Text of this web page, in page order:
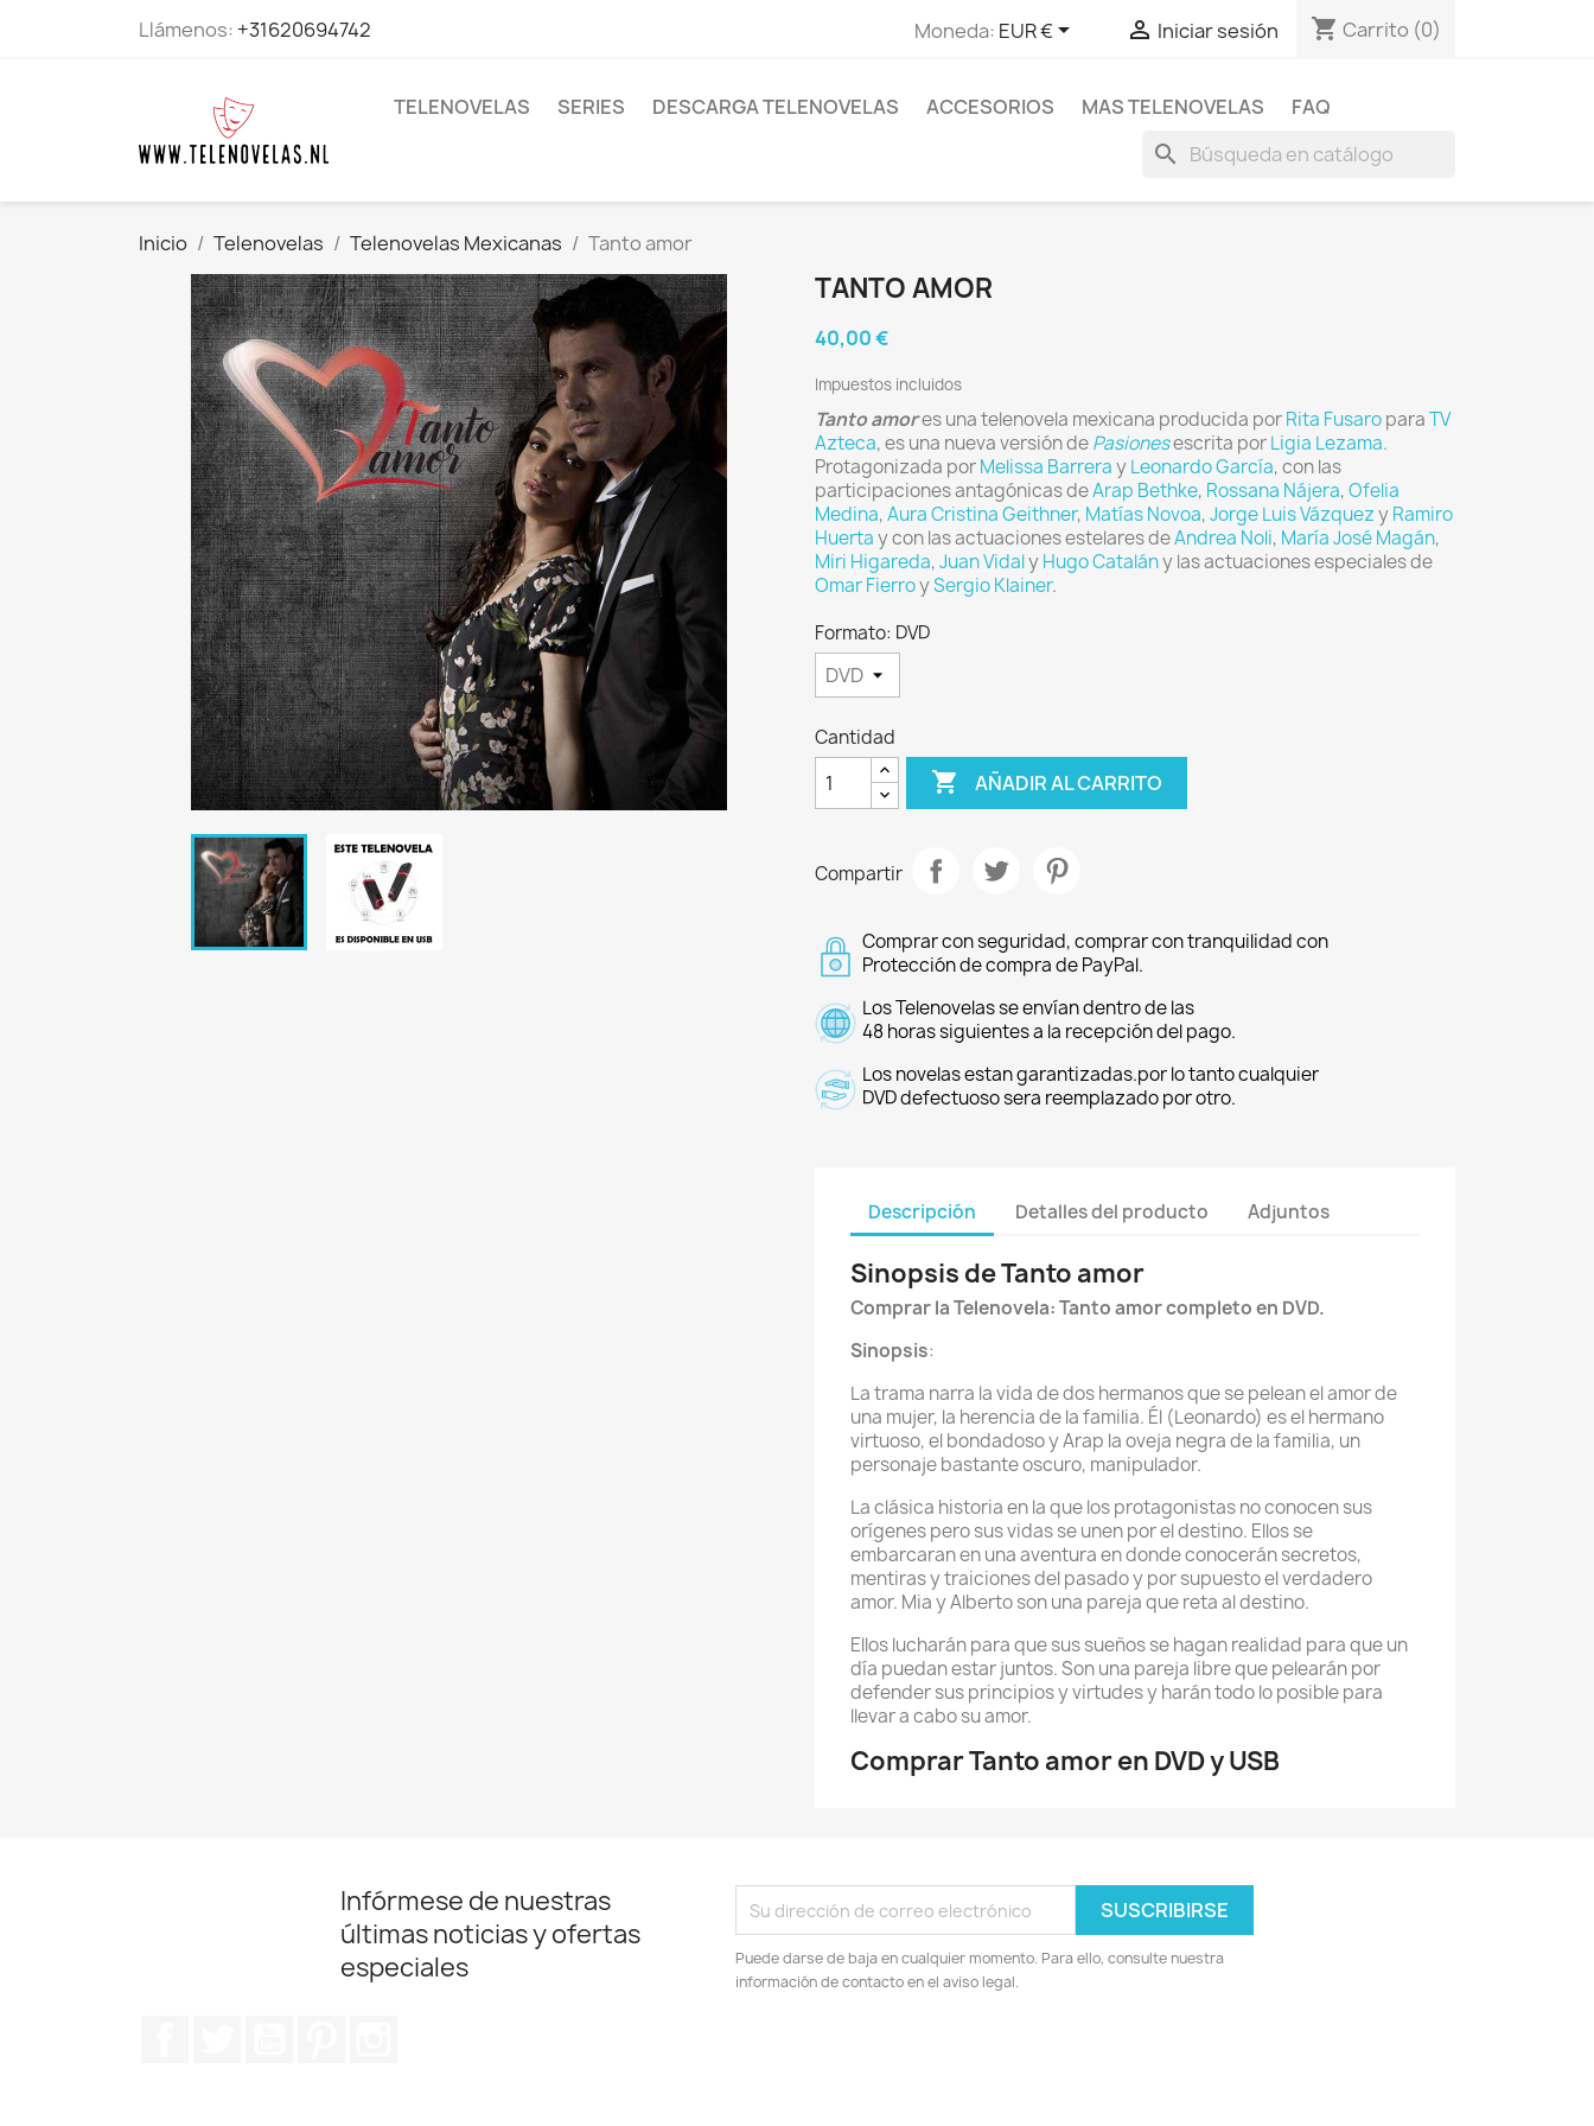
Llámenos: +31620694742 Moneda: EUR €  Iniciar sesión shopping_cart Carrito (0)
TELENOVELAS SERIES DESCARGA TELENOVELAS ACCESORIOS MAS TELENOVELAS FAQ
search
Inicio Telenovelas Telenovelas Mexicanas Tanto amor
TANTO AMOR
40,00 €
Impuestos incluidos
Tanto amores una telenovela mexicana producida porRita FusaroparaTV
Azteca, es una nueva versión dePasionesescrita porLigia Lezama.
Protagonizada porMelissa BarrerayLeonardo García, con las
participaciones antagónicas deArap Bethke, Rossana Nájera,Ofelia
Medina,Aura Cristina Geithner, Matías Novoa,Jorge Luis VázquezyRamiro
Huertay con las actuaciones estelares deAndrea Noli, María José Magán,
Miri Higareda,Juan VidalyHugo Catalány las actuaciones especiales de
Omar FierroySergio Klainer.
Formato: DVD
Cantidad
 AÑADIR AL CARRITO
Compartir
Comprar con seguridad, comprar con tranquilidad con
Protección de compra de PayPal.
Los Telenovelas se envían dentro de las
48 horas siguientes a la recepción del pago.
Los novelas estan garantizadas.por lo tanto cualquier
DVD defectuoso sera reemplazado por otro.
Descripción Detalles del producto Adjuntos
Sinopsis de Tanto amor
Comprar la Telenovela: Tanto amor completo en DVD.
Sinopsis:
La trama narra la vida de dos hermanos que se pelean el amor de
una mujer, la herencia de la familia. Él (Leonardo) es el hermano
virtuoso, el bondadoso y Arap la oveja negra de la familia, un
personaje bastante oscuro, manipulador.
La clásica historia en la que los protagonistas no conocen sus
orígenes pero sus vidas se unen por el destino. Ellos se
embarcaran en una aventura en donde conocerán secretos,
mentiras y traiciones del pasado y por supuesto el verdadero
amor. Mia y Alberto son una pareja que reta al destino.
Ellos lucharán para que sus sueños se hagan realidad para que un
día puedan estar juntos. Son una pareja libre que pelearán por
defender sus principios y virtudes y harán todo lo posible para
llevar a cabo su amor.
Comprar Tanto amor en DVD y USB
Infórmese de nuestras
últimas noticias y ofertas
especiales
Puede darse de baja en cualquier momento. Para ello, consulte nuestra
información de contacto en el aviso legal.